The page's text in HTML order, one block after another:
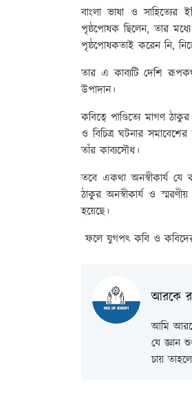
বাংলা ভাষা ও সাহিত্যের
পৃষ্ঠপোষক ছিলেন, তার
পৃষ্ঠপোষকতাই করেন নি,
তার এ কাব্যটি দেশি
উপাদান।
কবিত্বে পাণ্ডিত্যে মাগণ
ও বিচিত্র ঘটনার
তাঁর কাব্যসৌধ।
তবে একথা অনস্বীকার্য যে
ঠাকুর অনস্বীকার্য ও
হয়েছে।
ফলে যুগপৎ কবি ও কবিদের
আরকে
আমি
যে জ্ঞান
চায়